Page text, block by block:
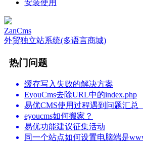
安装使用
ZanCms
外贸独立站系统(多语言商城)
热门问题
缓存写入失败的解决方案
EyouCms去除URL中的index.php
易优CMS使用过程遇到问题汇总
eyoucms如何搬家？
易优功能建议征集活动
同一个站点如何设置电脑端是